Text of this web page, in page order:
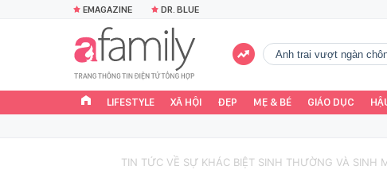
EMAGAZINE DR. BLUE
Anh trai vượt ngàn
LIFESTYLE XÃ HỘI ĐẸP MẸ & BÉ GIÁO DỤC
TIN TỨC VỀ SỰ KHÁC BIỆT SINH THƯỜNG VÀ SINH